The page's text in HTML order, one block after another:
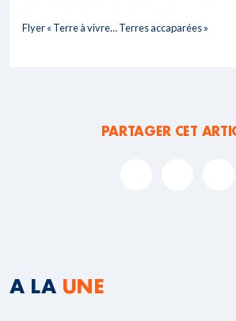
Flyer « Terre à vivre… Terres accaparées »
PARTAGER CET
A LA UNE